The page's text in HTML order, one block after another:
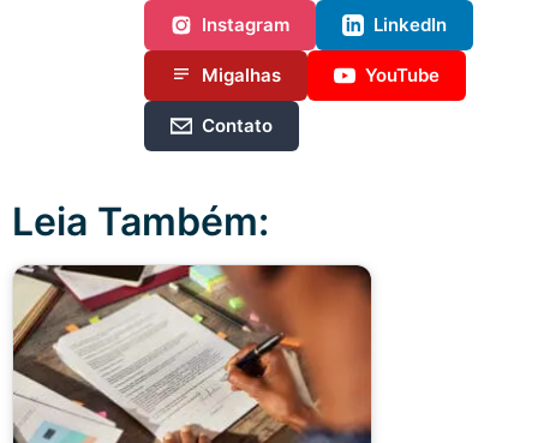
Instagram LinkedIn
Migalhas YouTube
Contato
Leia Também: